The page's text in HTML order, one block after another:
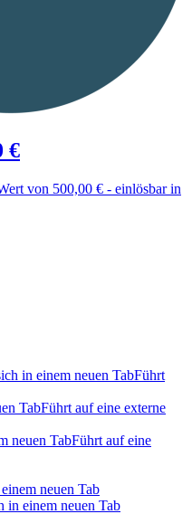
€
von 500,00 € - einlösbar in
in einem neuen TabFührt
TabFührt auf eine externe
neuen TabFührt auf eine
neuen Tab
in einem neuen Tab